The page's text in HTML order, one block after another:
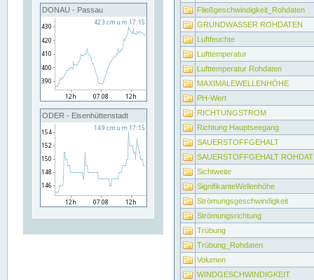
DONAU - Passau
ODER - Eisenhüttenstadt
Fließgeschwindigkeit_Rohdaten
GRUNDWASSER ROHDATEN
Luftfeuchte
Lufttemperatur
Lufttemperatur Rohdaten
MAXIMALEWELLENHÖHE
PH-Wert
RICHTUNGSTROM
Richtung Hauptseegang
SAUERSTOFFGEHALT
SAUERSTOFFGEHALT
Sichtweite
SignifikanteWellenhöhe
Strömungsgeschwindigkeit
Strömungsrichtung
Trübung
Trübung_Rohdaten
Volumen
WINDGESCHWINDIGKEIT